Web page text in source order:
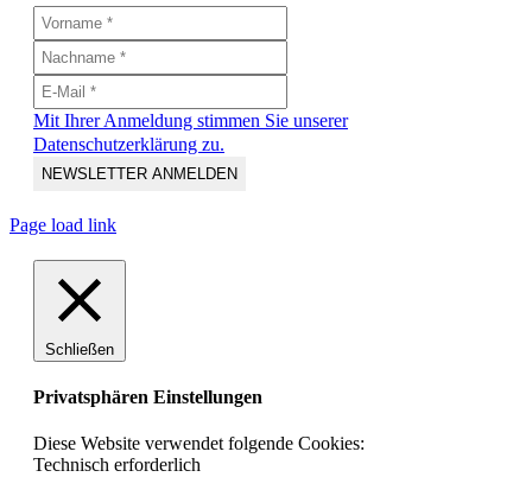
Mit Ihrer Anmeldung stimmen Sie unserer
Datenschutzerklärung zu.
Page load link
Schließen
Privatsphären Einstellungen
Diese Website verwendet folgende Cookies:
Technisch erforderlich